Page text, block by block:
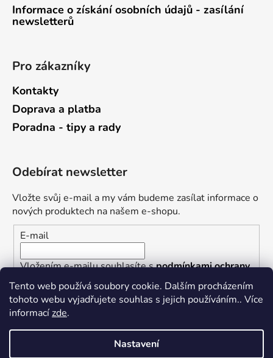
Tento web používá soubory cookie. Dalším procházením
tohoto webu vyjadřujete souhlas s jejich používáním.. Více
informacízde.
Nastavení
Informace o získání osobních údajů - zasílání
newsletterů
Pro zákazníky
Kontakty
Doprava a platba
Poradna - tipy a rady
Odebírat newsletter
Vložte svůj e-mail a my vám budeme zasílat informace o
nových produktech na našem e-shopu.
E-mail
Vložením e-mailu souhlasíte spodmínkami ochrany
osobních údajů
PŘIHLÁSIT SE